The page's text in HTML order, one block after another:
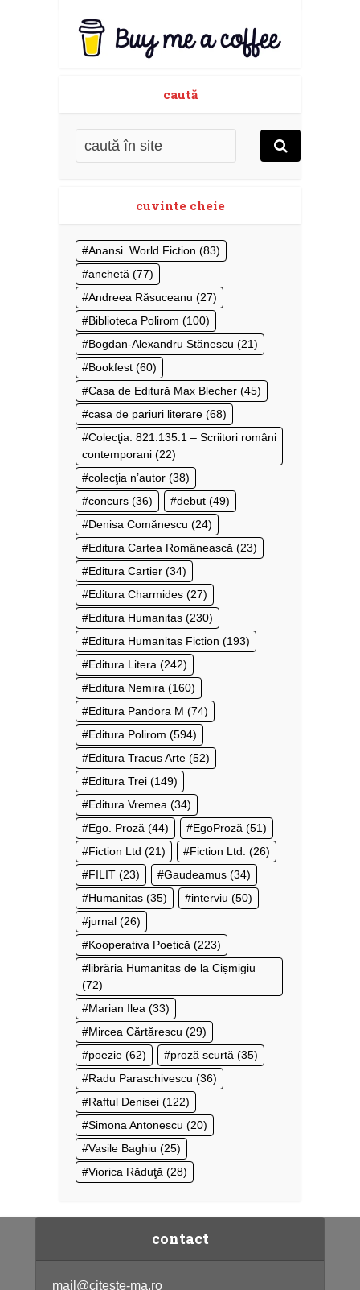
caută
cuvinte cheie
Anansi. World Fiction (83)
anchetă (77)
Andreea Răsuceanu (27)
Biblioteca Polirom (100)
Bogdan-Alexandru Stănescu (21)
Bookfest (60)
Casa de Editură Max Blecher (45)
casa de pariuri literare (68)
Colecţia: 821.135.1 – Scriitori români
contemporani (22)
colecţia n’autor (38)
concurs (36) debut (49)
Denisa Comănescu (24)
Editura Cartea Românească (23)
Editura Cartier (34)
Editura Charmides (27)
Editura Humanitas (230)
Editura Humanitas Fiction (193)
Editura Litera (242)
Editura Nemira (160)
Editura Pandora M (74)
Editura Polirom (594)
Editura Tracus Arte (52)
Editura Trei (149)
Editura Vremea (34)
Ego. Proză (44) EgoProză (51)
Fiction Ltd (21) Fiction Ltd. (26)
FILIT (23) Gaudeamus (34)
Humanitas (35) interviu (50)
jurnal (26)
Kooperativa Poetică (223)
librăria Humanitas de la Cișmigiu
(72)
Marian Ilea (33)
Mircea Cărtărescu (29)
poezie (62) proză scurtă (35)
Radu Paraschivescu (36)
Raftul Denisei (122)
Simona Antonescu (20)
Vasile Baghiu (25)
Viorica Răduţă (28)
contact
mail@citeste-ma.ro